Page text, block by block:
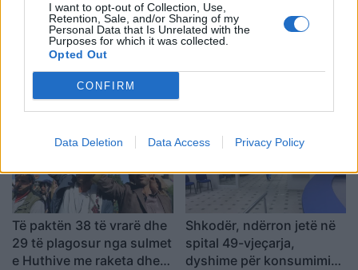
I want to opt-out of Collection, Use,
Retention, Sale, and/or Sharing of my
Personal Data that Is Unrelated with the
Purposes for which it was collected.
Opted Out
CONFIRM
Data Deletion Data Access Privacy Policy
Miri rrëfen si ka ndryshuar
jeta e familjes së tij pas
daljes nga Big Brother
Katër pistoleta Glock u
arrestuari në Sarandë: Më
Të paktën 38 të vrarë dhe
29 të plagosur nga sulmet
e Huthive me raketa dhe
Shkodër, ndërron jetë në
spital 49-vjeçarja,
dyshime për konsumimin